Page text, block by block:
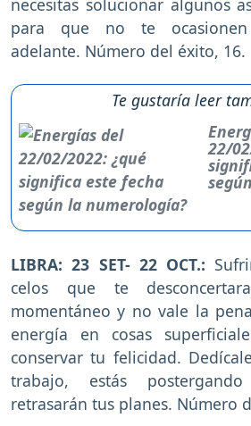
necesitas solucionar algunos
para que no te ocasionen
adelante. Número del éxito, 16.
Te gustaría leer
22/
LIBRA: 23 SET- 22 OCT.:
celos que te
momentáneo y no vale la
energía en cosas
conservar tu felicidad.
trabajo, estás
retrasarán tus planes. Número